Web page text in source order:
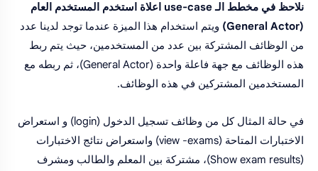
نلاحظ في مخطط الـ use-case اعلاة استخدم المستخدم العام
(General Actor)
ويتم استخدام هذا الميزة عندما توجد لدينا عدد
من الوظائف المشتركة بين عدد من المستخدمين، حيث يتم ربط
هذه الوظائف مع جهة فاعلة واحدة (General Actor)، ثم ربطه مع
المستخدمين المشتركين في هذه الوظائف.
في حالة المثال كل من وظائف تسجيل الدخول (login) و استعراض
الاختبارات المتاحة (view -exams) واستعراض نتائج الاختبارات
(Show exam results)، مشتركة بين المعلم والطالب ومشرف